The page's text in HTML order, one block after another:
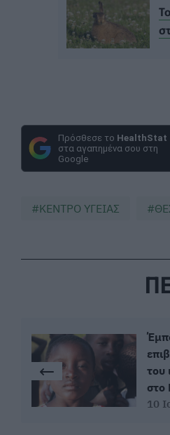
Πρόσθεσε το HealthStat
στα αγαπημένα σου στη
Google
ΚΕΝΤΡΟ ΥΓΕΙΑΣ
του
στο
10